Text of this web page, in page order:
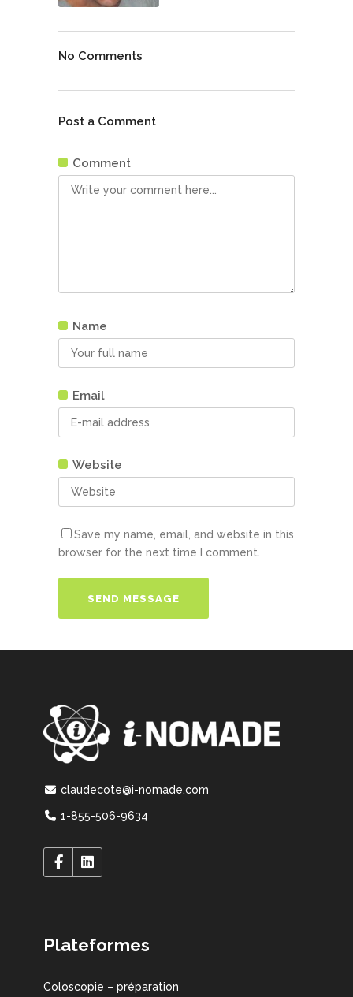
No Comments
Post a Comment
Comment
Name
Email
Website
Save my name, email, and website in this
browser for the next time I comment.
claudecote@i-nomade.com
1-855-506-9634
Plateformes
Coloscopie – préparation